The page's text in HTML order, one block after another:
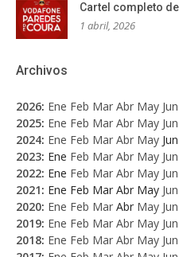
Cartel completo
1 abril, 2026
Archivos
2026: Ene Feb Mar Abr May Jun
2025: Ene Feb Mar Abr May Jun
2024: Ene Feb Mar Abr May Jun
2023: Ene Feb Mar Abr May Jun
2022: Ene Feb Mar Abr May Jun
2021: Ene Feb Mar Abr May Jun
2020: Ene Feb Mar Abr May Jun
2019: Ene Feb Mar Abr May Jun
2018: Ene Feb Mar Abr May Jun